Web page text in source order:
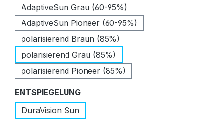
AdaptiveSun Grau (60-95%)
AdaptiveSun Pioneer (60-95%)
polarisierend Braun (85%)
polarisierend Grau (85%)
polarisierend Pioneer (85%)
ENTSPIEGELUNGauswählen
DuraVision Sun